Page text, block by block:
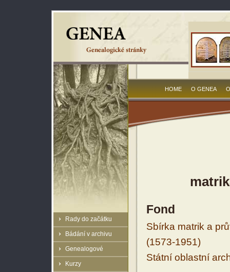
Rady do začátku
Bádání v archivu
Genealogové
Kurzy
HOME O GENEA
Fond
Sbírka matrik a
(1573-1951)
Státní oblastní